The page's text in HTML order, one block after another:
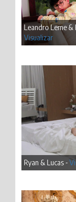
Leandro Leme &
Visualizar
Ryan & Lucas -